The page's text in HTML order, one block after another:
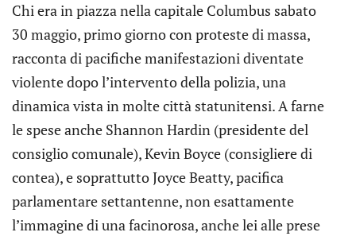
Chi era in piazza nella capitale Columbus sabato
30 maggio, primo giorno con proteste di massa,
racconta di pacifiche manifestazioni diventate
violente dopo l’intervento della polizia, una
dinamica vista in molte città statunitensi. A farne
le spese anche Shannon Hardin (presidente del
consiglio comunale), Kevin Boyce (consigliere di
contea), e soprattutto Joyce Beatty, pacifica
parlamentare settantenne, non esattamente
l’immagine di una facinorosa, anche lei alle prese